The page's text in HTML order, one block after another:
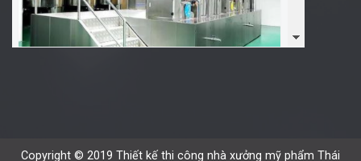
Copyright © 2019 Thiết kế thi công nhà xưởng mỹ phẩm Thái